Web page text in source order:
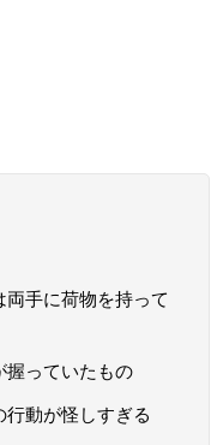
手に荷物を持って
っていたもの
動が怪しすぎる